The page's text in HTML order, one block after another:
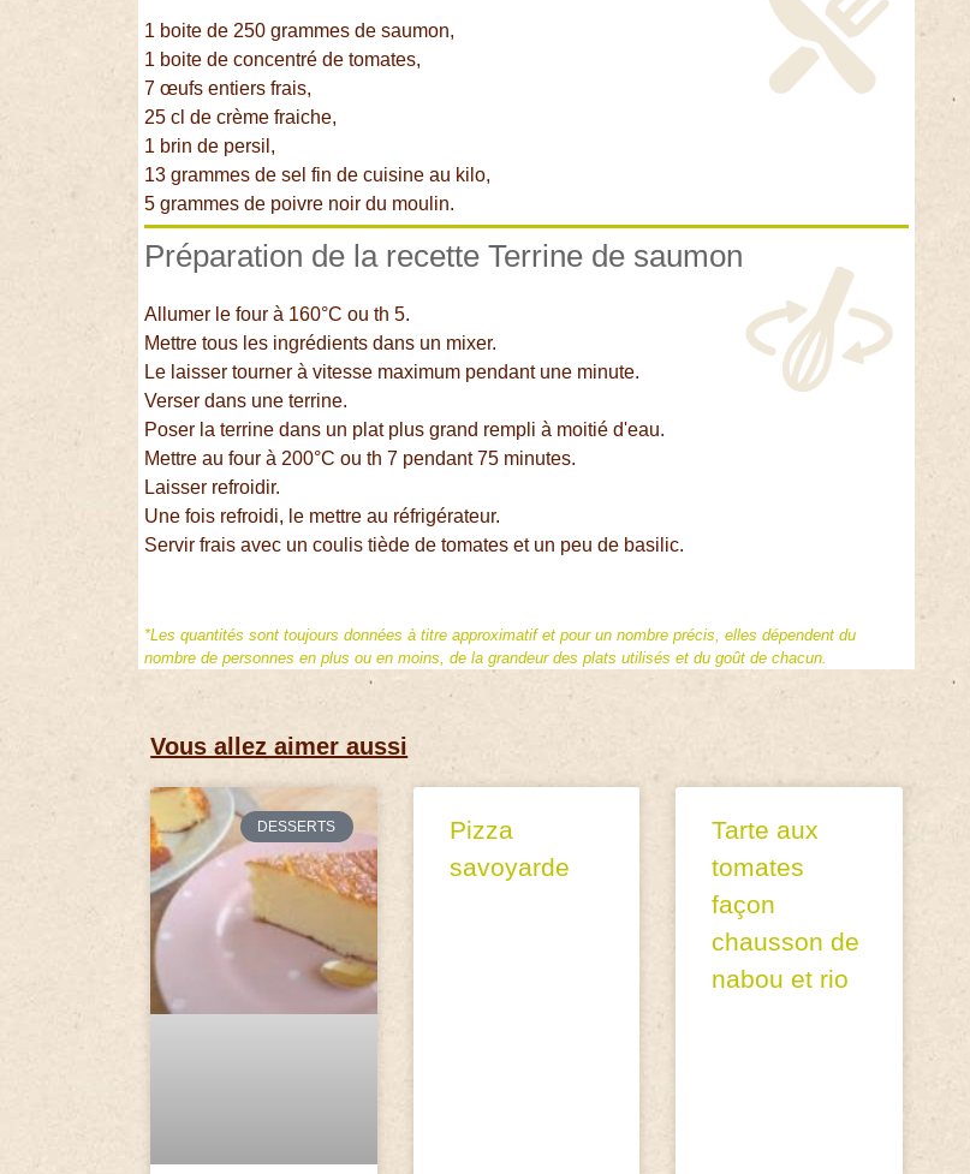
1 boite de 250 grammes de saumon,
1 boite de concentré de tomates,
7 œufs entiers frais,
25 cl de crème fraiche,
1 brin de persil,
13 grammes de sel fin de cuisine au kilo,
5 grammes de poivre noir du moulin.
Préparation de la recette Terrine de saumon
Allumer le four à 160°C ou th 5.
Mettre tous les ingrédients dans un mixer.
Le laisser tourner à vitesse maximum pendant une minute.
Verser dans une terrine.
Poser la terrine dans un plat plus grand rempli à moitié d'eau.
Mettre au four à 200°C ou th 7 pendant 75 minutes.
Laisser refroidir.
Une fois refroidi, le mettre au réfrigérateur.
Servir frais avec un coulis tiède de tomates et un peu de basilic.
*Les quantités sont toujours données à titre approximatif et pour un nombre précis, elles dépendent du
nombre de personnes en plus ou en moins, de la grandeur des plats utilisés et du goût de chacun.
Vous allez aimer aussi
DESSERTS
Pizza
savoyarde
Tarte aux
tomates
façon
chausson de
nabou et rio